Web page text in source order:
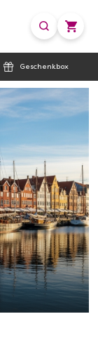
Geschenkbox